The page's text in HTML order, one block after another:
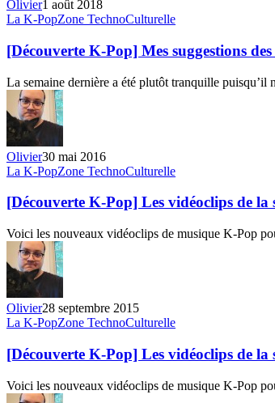
–
Leo
(VIXX)
Olivier1 août 2018
[Découverte
Pop]
Mes
suggestions
des
vidéoclips
K-
Pop
du
22
au
mai
La K-PopZone TechnoCulturelle
[Découverte K-Pop] Mes suggestions
La semaine dernière a été plutôt tranquille puisqu’il
Olivier30 mai 2016
[Découverte
Pop]
Les
vidéoclips
de
semaine
du
20
au
26
septembre
2015
La K-PopZone TechnoCulturelle
[Découverte K-Pop] Les vidéoclips de la
Voici les nouveaux vidéoclips de musique K-Pop
Olivier28 septembre 2015
[Découverte
Pop]
Les
vidéoclips
de
La K-PopZone TechnoCulturelle
[Découverte K-Pop] Les vidéoclips de
Voici les nouveaux vidéoclips de musique K-Pop